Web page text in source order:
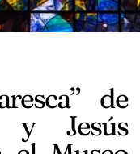
de
y Jesús